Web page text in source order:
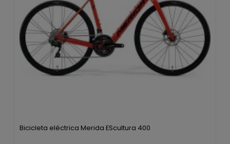
Bicicleta eléctrica Merida EScultura 400